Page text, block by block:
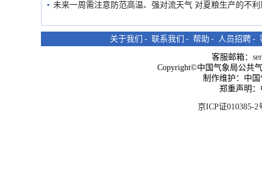
未来一周需注意防范高温、强对流天气 对夏粮生产的不利
关于我们 - 联系我们 - 帮助 - 人员招聘 -
客服邮箱：
Copyright©中国气象局公共
制作维护：中
郑重声明
京ICP证010385-2